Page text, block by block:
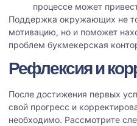
процессе может
Поддержка окружающих не
мотивацию, но и поможет
проблем букмекерская
Рефлексия и
После достижения первых
свой прогресс и
необходимо. Рассмотрите